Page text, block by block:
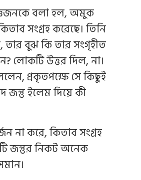
বলা হল, অমুক
সংগ্রহ করেছে। তিনি
বুঝ কি তার সংগৃহীত
লোকটি উত্তর দিল, না।
প্রকৃতপক্ষে সে কিছুই
জন্তু ইলেম দিয়ে কী
না করে, কিতাব সংগ্রহ
জন্তুর নিকট অনেক